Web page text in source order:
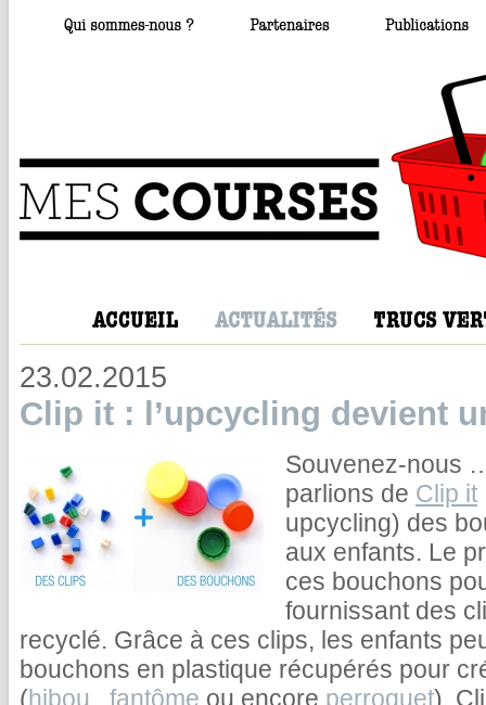
23.02.2015
Clip it : l’upcycling devient
Souvenez-nous
parlions de Clip it
upcycling) des
aux enfants. Le
ces bouchons
fournissant des
recyclé. Grâce à ces clips, les enfants
bouchons en plastique récupérés pour
(hibou , fantôme ou encore perroquet).